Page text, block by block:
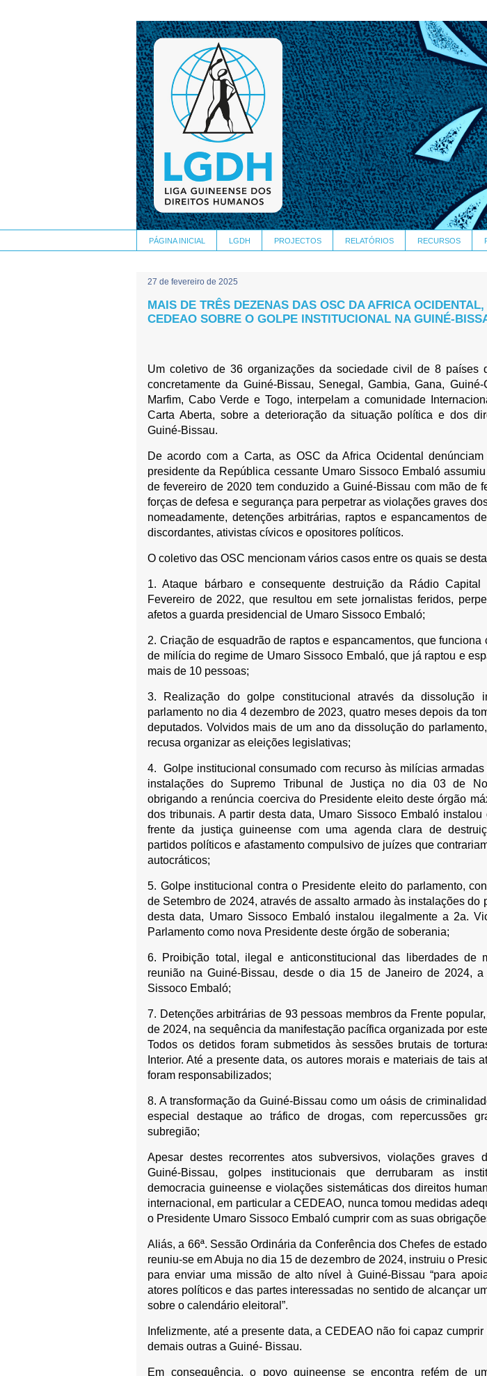
PÁGINA INICIAL LGDH PROJECTOS RELATÓRIOS RECURSOS
27 de fevereiro de 2025
MAIS DE TRÊS DEZENAS DAS OSC DA AFRICA
CEDEAO SOBRE O GOLPE INSTITUCIONAL NA GUINÉ-
Um coletivo de 36 organizações da sociedade civil de 8 países
concretamente da Guiné-Bissau, Senegal, Gambia, Gana,
Marfim, Cabo Verde e Togo, interpelam a comunidade
Carta Aberta, sobre a deterioração da situação política e dos
Guiné-Bissau.
De acordo com a Carta, as OSC da Africa Ocidental
presidente da República cessante Umaro Sissoco Embaló
de fevereiro de 2020 tem conduzido a Guiné-Bissau com mão de
forças de defesa e segurança para perpetrar as violações graves
nomeadamente, detenções arbitrárias, raptos e espancamentos
discordantes, ativistas cívicos e opositores políticos.
O coletivo das OSC mencionam vários casos entre os quais se
1. Ataque bárbaro e consequente destruição da Rádio
Fevereiro de 2022, que resultou em sete jornalistas feridos,
afetos a guarda presidencial de Umaro Sissoco Embaló;
2. Criação de esquadrão de raptos e espancamentos, que funciona
de milícia do regime de Umaro Sissoco Embaló, que já raptou e
mais de 10 pessoas;
3. Realização do golpe constitucional através da dissolução
parlamento no dia 4 dezembro de 2023, quatro meses depois da
deputados. Volvidos mais de um ano da dissolução do
recusa organizar as eleições legislativas;
4. Golpe institucional consumado com recurso às milícias
instalações do Supremo Tribunal de Justiça no dia 03 de
obrigando a renúncia coerciva do Presidente eleito deste órgão
dos tribunais. A partir desta data, Umaro Sissoco Embaló instalou
frente da justiça guineense com uma agenda clara de
partidos políticos e afastamento compulsivo de juízes que
autocráticos;
5. Golpe institucional contra o Presidente eleito do parlamento,
de Setembro de 2024, através de assalto armado às instalações do
desta data, Umaro Sissoco Embaló instalou ilegalmente a 2a.
Parlamento como nova Presidente deste órgão de soberania;
6. Proibição total, ilegal e anticonstitucional das liberdades de
reunião na Guiné-Bissau, desde o dia 15 de Janeiro de 2024,
Sissoco Embaló;
7. Detenções arbitrárias de 93 pessoas membros da Frente
de 2024, na sequência da manifestação pacífica organizada por
Todos os detidos foram submetidos às sessões brutais de
Interior. Até a presente data, os autores morais e materiais de tais
foram responsabilizados;
8. A transformação da Guiné-Bissau como um oásis de
especial destaque ao tráfico de drogas, com repercussões
subregião;
Apesar destes recorrentes atos subversivos, violações graves
Guiné-Bissau, golpes institucionais que derrubaram as
democracia guineense e violações sistemáticas dos direitos
internacional, em particular a CEDEAO, nunca tomou medidas
o Presidente Umaro Sissoco Embaló cumprir com as suas
Aliás, a 66ª. Sessão Ordinária da Conferência dos Chefes de
reuniu-se em Abuja no dia 15 de dezembro de 2024, instruiu o
para enviar uma missão de alto nível à Guiné-Bissau “para
atores políticos e das partes interessadas no sentido de alcançar
sobre o calendário eleitoral”.
Infelizmente, até a presente data, a CEDEAO não foi capaz
demais outras a Guiné- Bissau.
Em consequência, o povo guineense se encontra refém de